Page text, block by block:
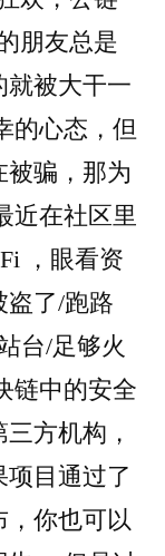
朋友总是
被大干一
的心态，但
骗，那为
近在社区里
，眼看资
盗了/跑路
台/足够火
链中的安全
方机构，
目通过了
你也可以